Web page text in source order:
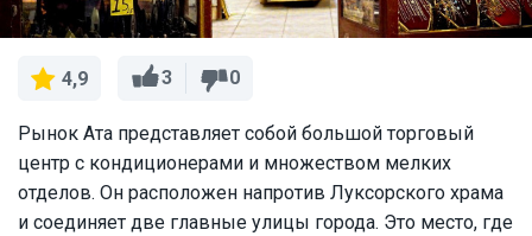
4,9 3 0
Рынок Ата представляет собой большой торговый
центр с кондиционерами и множеством мелких
отделов. Он расположен напротив Луксорского храма
и соединяет две главные улицы города. Это место, где